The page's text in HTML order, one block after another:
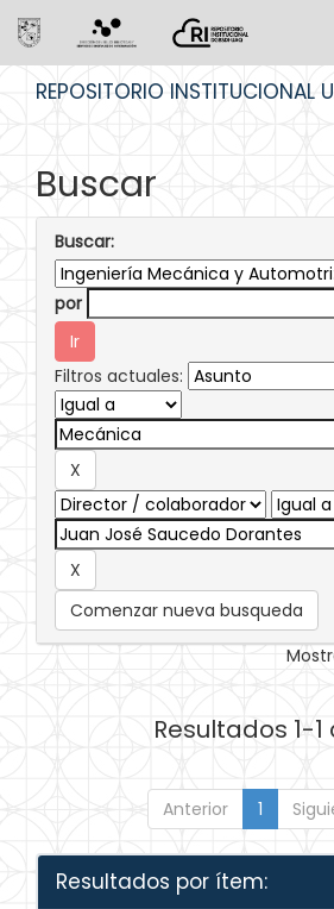
REPOSITORIO INSTITUCIONAL
Buscar
Buscar:
por
Filtros actuales:
Comenzar nueva busqueda
Resultados 1-1
Anterior 1
Resultados por ítem: